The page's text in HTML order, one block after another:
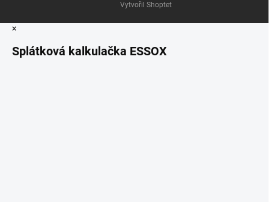
Vytvořil Shoptet
×
Splátková kalkulačka ESSOX